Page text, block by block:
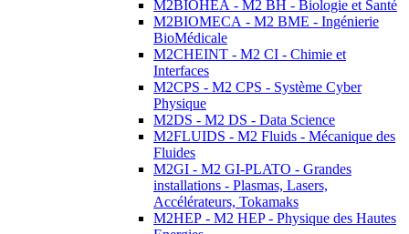
M2BIOHEA - M2 BH - Biologie et Santé
M2BIOMECA - M2 BME - Ingénierie
BioMédicale
M2CHEINT - M2 CI - Chimie et
Interfaces
M2CPS - M2 CPS - Système Cyber
Physique
M2DS - M2 DS - Data Science
M2FLUIDS - M2 Fluids - Mécanique des
Fluides
M2GI - M2 GI-PLATO - Grandes
installations - Plasmas, Lasers,
Accélérateurs, Tokamaks
M2HEP - M2 HEP - Physique des Hautes